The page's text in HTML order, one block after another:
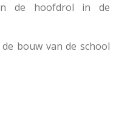
de hoofdrol in de
bouw van de school